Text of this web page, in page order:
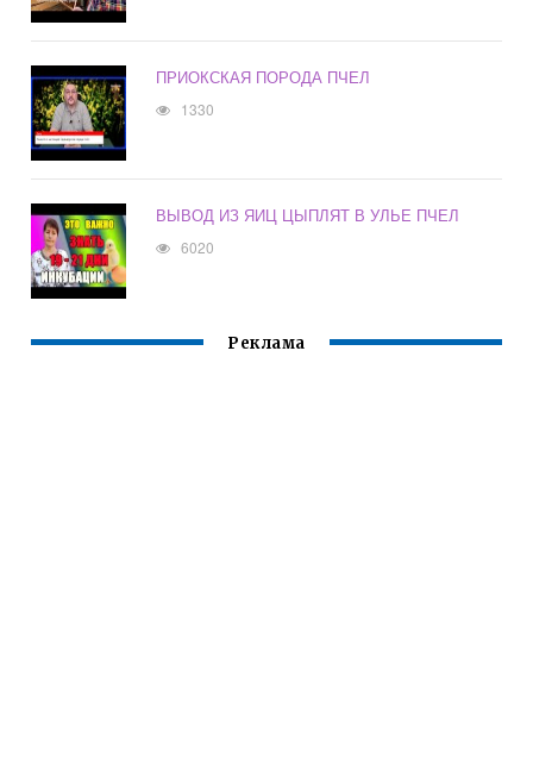
ПРИОКСКАЯ ПОРОДА ПЧЕЛ
1330
ВЫВОД ИЗ ЯИЦ ЦЫПЛЯТ В УЛЬЕ ПЧЕЛ
6020
Реклама